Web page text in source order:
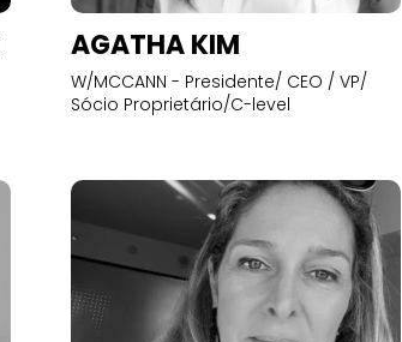
AGATHA KIM
W/MCCANN - Presidente/ CEO / VP/
Sócio Proprietário/C-level